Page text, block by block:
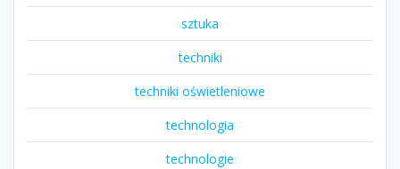
sztuka
techniki
techniki oświetleniowe
technologia
technologie